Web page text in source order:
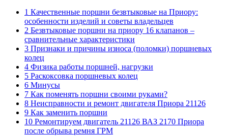
1 Качественные поршни безвтыковые на Приору:
особенности изделий и советы владельцев
2 Безвтыковые поршни на приору 16 клапанов –
сравнительные характеристики
3 Признаки и причины износа (поломки) поршневых
колец
4 Физика работы поршней, нагрузки
5 Раскоксовка поршневых колец
6 Минусы
7 Как поменять поршни своими руками?
8 Неисправности и ремонт двигателя Приора 21126
9 Как заменить поршни
10 Ремонтируем двигатель 21126 ВАЗ 2170 Приора
после обрыва ремня ГРМ